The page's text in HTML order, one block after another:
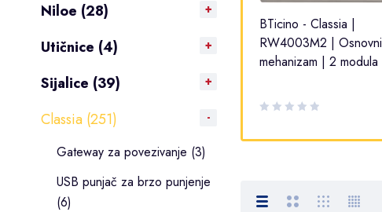
Niloe (28)
Utičnice (4)
Sijalice (39)
Classia (251)
Gateway za povezivanje (3)
USB punjač za brzo punjenje
(6)
BTicino - Classia | RG4002L
| Sklopka 2P | 1 modul
BTicino - Classia |
RW4003M2 | Osnovni
mehanizam | 2 modula